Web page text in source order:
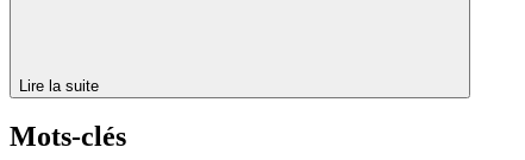
Lire la suite
Mots-clés